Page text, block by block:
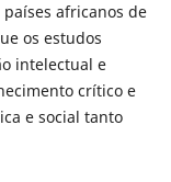
africanos de
os estudos
intelectual e
crítico e
e social tanto